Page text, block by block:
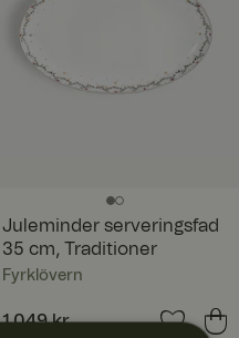
Juleminder serveringsfad
35 cm, Traditioner
Fyrklövern
Pris:1.049 kr.
1.049 kr.